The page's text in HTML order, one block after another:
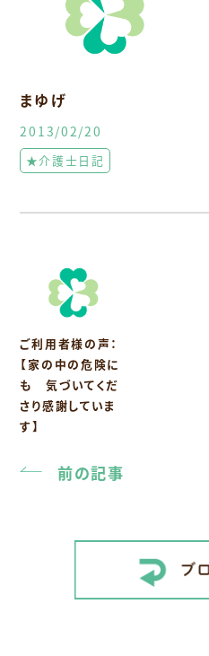
まゆげ
2013/02/20
★介護士日記
ご利用者様の声：
【家の中の危険に
も 気づいてくだ
さり感謝していま
す】
前の記事